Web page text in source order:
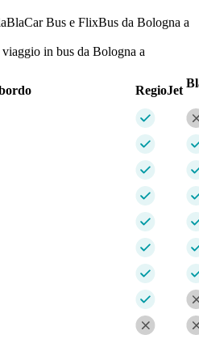
Bus e FlixBus da Bologna a
in bus da Bologna a
RegioJet